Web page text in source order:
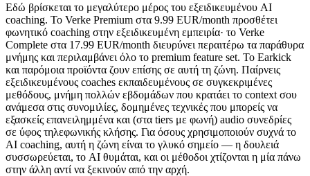
Εδώ βρίσκεται το μεγαλύτερο μέρος του εξειδικευμένου AI
coaching. Το Verke Premium στα 9.99 EUR/month προσθέτει
φωνητικό coaching στην εξειδικευμένη εμπειρία· το Verke
Complete στα 17.99 EUR/month διευρύνει περαιτέρω τα παράθυρα
μνήμης και περιλαμβάνει όλο το premium feature set. Το Earkick
και παρόμοια προϊόντα ζουν επίσης σε αυτή τη ζώνη. Παίρνεις
εξειδικευμένους coaches εκπαιδευμένους σε συγκεκριμένες
μεθόδους, μνήμη πολλών εβδομάδων που κρατάει το context σου
ανάμεσα στις συνομιλίες, δομημένες τεχνικές που μπορείς να
εξασκείς επανειλημμένα και (στα tiers με φωνή) audio συνεδρίες
σε ύφος τηλεφωνικής κλήσης. Για όσους χρησιμοποιούν συχνά το
AI coaching, αυτή η ζώνη είναι το γλυκό σημείο — η δουλειά
συσσωρεύεται, το AI θυμάται, και οι μέθοδοι χτίζονται η μία πάνω
στην άλλη αντί να ξεκινούν από την αρχή.